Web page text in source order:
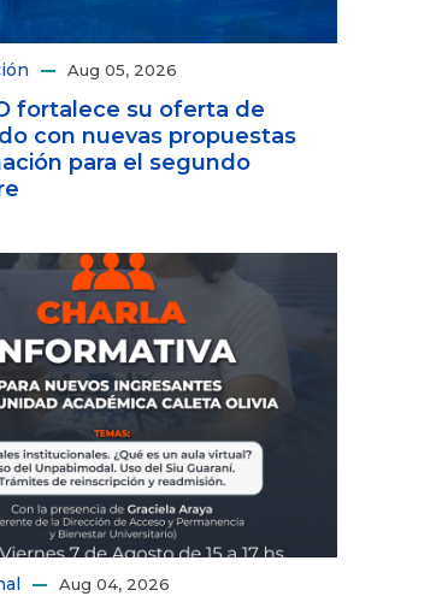
Aug 05, 2026
fortalece su oferta de
con nuevas propuestas
para el segundo
Aug 04, 2026